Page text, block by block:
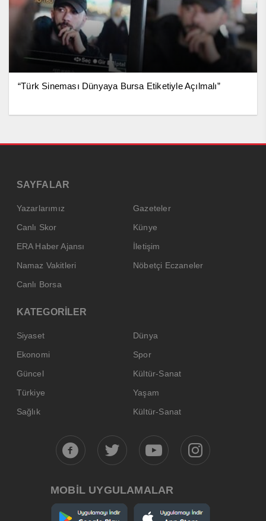
“Türk Sineması Dünyaya Bursa Etiketiyle Açılmalı”
SAYFALAR
Yazarlarımız
Gazeteler
Canlı Skor
Künye
ERA Haber Ajansı
İletişim
Namaz Vakitleri
Nöbetçi Eczaneler
Canlı Borsa
KATEGORİLER
Siyaset
Dünya
Ekonomi
Spor
Güncel
Kültür-Sanat
Türkiye
Yaşam
Sağlık
Kültür-Sanat
MOBİL UYGULAMALAR